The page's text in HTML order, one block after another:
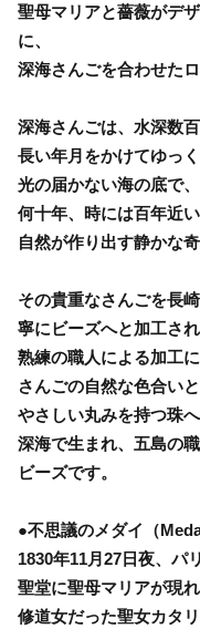
聖母マリアと薔薇がデ
に、
深海さんごを合わせたロ
深海さんごは、水深数
長い年月をかけてゆっ
光の届かない海の底で、
何十年、時には百年近
自然が作り出す静かな
その貴重なさんごを長
寧にビーズへと加工され
熟練の職人による加工に
さんごの自然な色合い
やさしい丸みを持つ珠
深海で生まれ、五島の
ビーズです。
●不思議のメダイ（
1830年11月27日夜、パ
聖堂に聖母マリアが現れ
修道女だった聖女カタ